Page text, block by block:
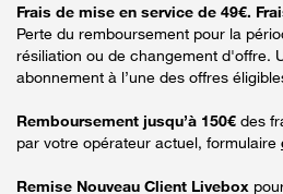
Frais de mise en service de 49€.
Perte du remboursement pour la
résiliation ou de changement d'offre.
abonnement à l’une des offres
Remboursement jusqu’à 150€ des
par votre opérateur actuel, formulaire
Remise Nouveau Client Livebox